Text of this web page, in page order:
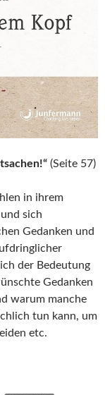
(Seite 57)
in ihrem
sich
Gedanken und
der Bedeutung
Gedanken
warum manche
tun kann, um
etc.
überwinden –